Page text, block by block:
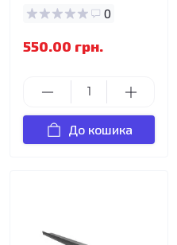
0
550.00 грн.
До кошика